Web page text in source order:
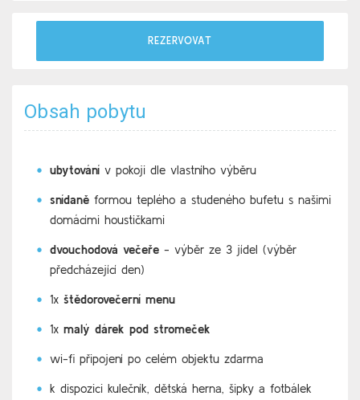
REZERVOVAT
Obsah pobytu
ubytování v pokoji dle vlastního výběru
snídaně formou teplého a studeného bufetu s našimi
domácími houstičkami
dvouchodová večeře - výběr ze 3 jídel (výběr
předcházející den)
1x štědorovečerní menu
1x malý dárek pod stromeček
wi-fi připojení po celém objektu zdarma
k dispozici kulečník, dětská herna, šipky a fotbálek​